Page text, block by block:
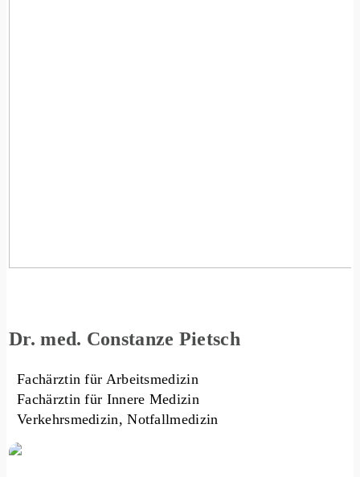
Dr. med. Constanze Pietsch
Fachärztin für Arbeitsmedizin
Fachärztin für Innere Medizin
Verkehrsmedizin, Notfallmedizin